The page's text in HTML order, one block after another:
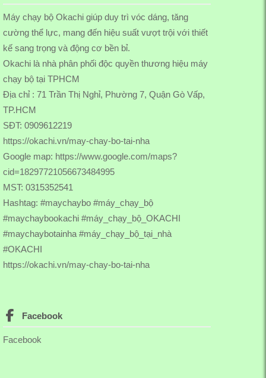
Máy chạy bộ Okachi giúp duy trì vóc dáng, tăng
cường thể lực, mang đến hiệu suất vượt trội với thiết
kế sang trọng và động cơ bền bỉ.
Okachi là nhà phân phối độc quyền thương hiệu máy
chạy bộ tại TPHCM
Địa chỉ : 71 Trần Thị Nghỉ, Phường 7, Quận Gò Vấp,
TP.HCM
SĐT: 0909612219
https://okachi.vn/may-chay-bo-tai-nha
Google map: https://www.google.com/maps?
cid=18297721056673484995
MST: 0315352541
Hashtag: #maychaybo #máy_chạy_bộ
#maychaybookachi #máy_chạy_bộ_OKACHI
#maychaybotainha #máy_chạy_bộ_tại_nhà
#OKACHI
https://okachi.vn/may-chay-bo-tai-nha
Facebook
Facebook